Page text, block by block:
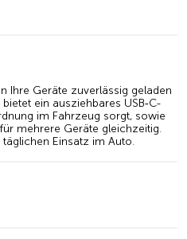
Ihre Geräte zuverlässig geladen
bietet ein ausziehbares USB‑C-
im Fahrzeug sorgt, sowie
für mehrere Geräte gleichzeitig.
täglichen Einsatz im Auto.